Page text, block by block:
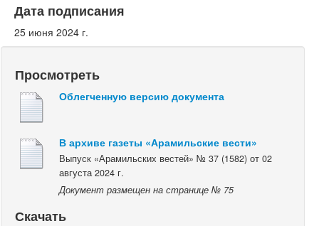
Дата подписания
25 июня 2024 г.
Просмотреть
Облегченную версию документа
В архиве газеты «Арамильские вести»
Выпуск «Арамильских вестей» № 37 (1582) от 02
августа 2024 г.
Документ размещен на странице № 75
Скачать